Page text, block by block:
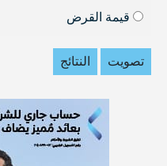
قيمة القرض
تصويت النتائج